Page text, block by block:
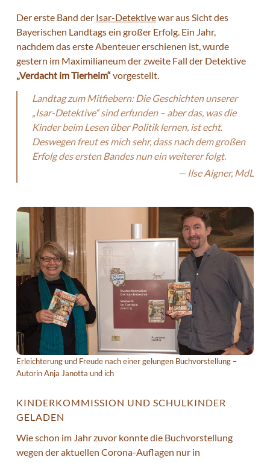
Der erste Band der Isar-Detektivewar aus Sicht des
Bayerischen Landtags ein großer Erfolg. Ein Jahr,
nachdem das erste Abenteuer erschienen ist, wurde
gestern im Maximilianeum der zweite Fall der Detektive
„Verdacht im Tierheim“vorgestellt.
Landtag zum Mitfiebern: Die Geschichten unserer
„Isar-Detektive“ sind erfunden – aber das, was die
Kinder beim Lesen über Politik lernen, ist echt.
Deswegen freut es mich sehr, dass nach dem großen
Erfolg des ersten Bandes nun ein weiterer folgt.
Ilse Aigner, MdL
Erleichterung und Freude nach einer gelungen Buchvorstellung –
Autorin Anja Janotta und ich
KINDERKOMMISSION UND SCHULKINDER
GELADEN
Wie schon im Jahr zuvor konnte die Buchvorstellung
wegen der aktuellen Corona-Auflagen nur in